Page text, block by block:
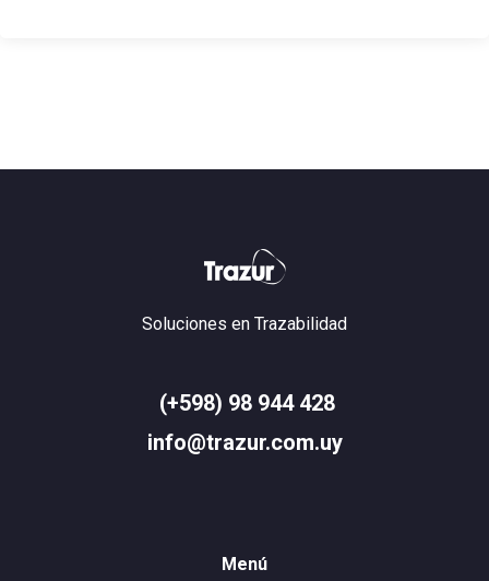
Soluciones en Trazabilidad
(+598) 98 944 428
info@trazur.com.uy
Menú